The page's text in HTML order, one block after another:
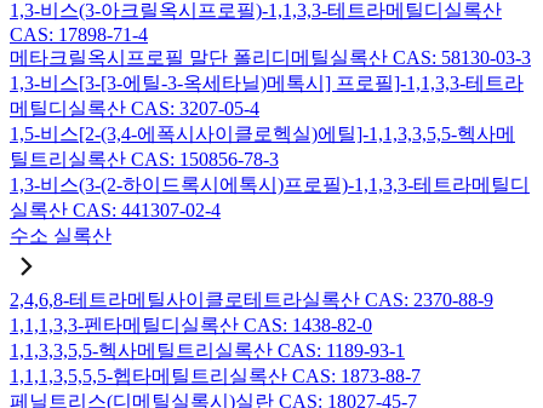
1,3-비스(3-아크릴옥시프로필)-1,1,3,3-테트라메틸디실록산
CAS: 17898-71-4
메타크릴옥시프로필 말단 폴리디메틸실록산 CAS: 58130-03-3
1,3-비스[3-[3-에틸-3-옥세타닐)메톡시] 프로필]-1,1,3,3-테트라
메틸디실록산 CAS: 3207-05-4
1,5-비스[2-(3,4-에폭시사이클로헥실)에틸]-1,1,3,3,5,5-헥사메
틸트리실록산 CAS: 150856-78-3
1,3-비스(3-(2-하이드록시에톡시)프로필)-1,1,3,3-테트라메틸디
실록산 CAS: 441307-02-4
수소 실록산
2,4,6,8-테트라메틸사이클로테트라실록산 CAS: 2370-88-9
1,1,1,3,3-펜타메틸디실록산 CAS: 1438-82-0
1,1,3,3,5,5-헥사메틸트리실록산 CAS: 1189-93-1
1,1,1,3,5,5,5-헵타메틸트리실록산 CAS: 1873-88-7
페닐트리스(디메틸실록시)실란 CAS: 18027-45-7